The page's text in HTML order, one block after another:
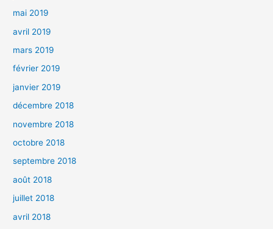
mai 2019
avril 2019
mars 2019
février 2019
janvier 2019
décembre 2018
novembre 2018
octobre 2018
septembre 2018
août 2018
juillet 2018
avril 2018